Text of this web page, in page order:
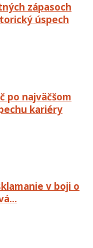
zápasoch
úspech
po najväčšom
kariéry
v boji o